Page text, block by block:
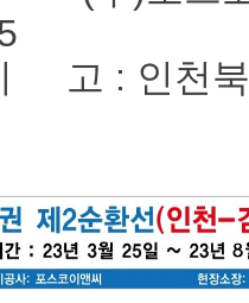
고 : 인천북